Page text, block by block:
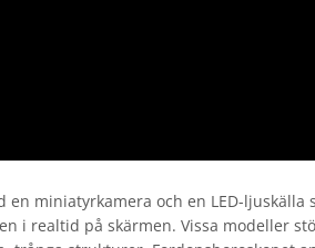
miniatyrkamera och en LED-
i realtid på skärmen. Vissa modeller